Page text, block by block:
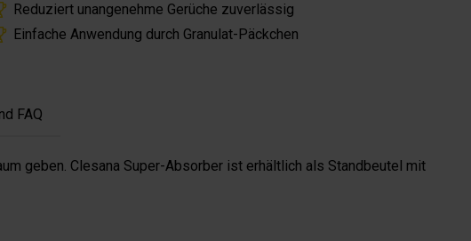
Reduziert unangenehme Gerüche zuverlässig
Einfache Anwendung durch Granulat-Päckchen
FAQ
geben. Clesana Super-Absorber ist erhältlich als Standbeutel mit